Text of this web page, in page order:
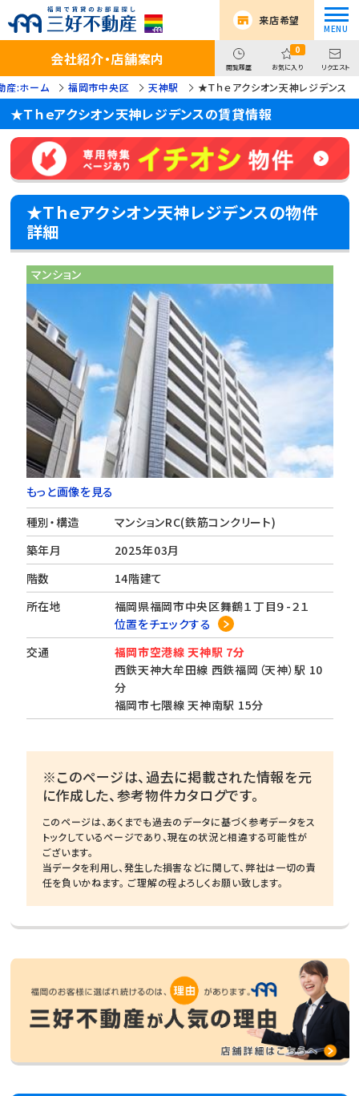
来店希望
会社紹介・店舗案内 閲覧履歴
0
お気に入り リクエスト
産:ホーム 福岡市中央区 天神駅 ★Ｔｈｅアクシオン天神レジデンス
★Ｔｈｅアクシオン天神レジデンスの賃貸情報
★Ｔｈｅアクシオン天神レジデンスの物件
詳細
マンション
もっと画像を見る
種別・構造
マンションRC(鉄筋コンクリート)
築年月
2025年03月
階数
14階建て
所在地
福岡県福岡市中央区舞鶴１丁目９-２１
位置をチェックする
交通
福岡市空港線 天神駅 7分
西鉄天神大牟田線 西鉄福岡（天神）駅 10
分
福岡市七隈線 天神南駅 15分
※このページは、過去に掲載された情報を元
に作成した、参考物件カタログです。
このページは、あくまでも過去のデータに基づく参考データをス
トックしているページであり、現在の状況と相違する可能性が
ございます。
当データを利用し、発生した損害などに関して、弊社は一切の責
任を負いかねます。 ご理解の程よろしくお願い致します。